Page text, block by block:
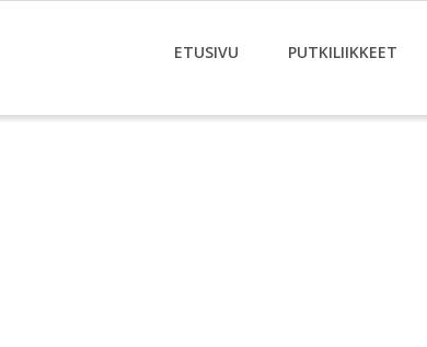
ETUSIVU PUTKILIIKKEET